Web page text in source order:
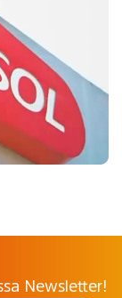
Newsletter!